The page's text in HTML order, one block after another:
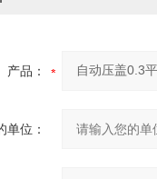
产品：
单位：